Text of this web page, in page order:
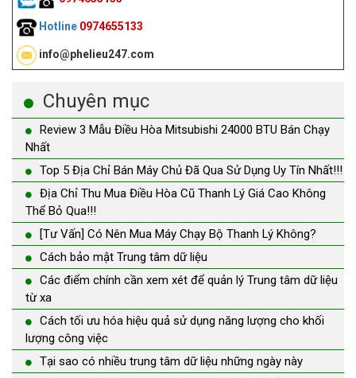
Hotline 0974655133
info@phelieu247.com
Chuyên mục
Review 3 Mẫu Điều Hòa Mitsubishi 24000 BTU Bán Chạy
Nhất
Top 5 Địa Chỉ Bán Máy Chủ Đã Qua Sử Dụng Uy Tín Nhất!!!
Địa Chỉ Thu Mua Điều Hòa Cũ Thanh Lý Giá Cao Không
Thể Bỏ Qua!!!
[Tư Vấn] Có Nên Mua Máy Chạy Bộ Thanh Lý Không?
Cách bảo mật Trung tâm dữ liệu
Các điểm chính cần xem xét để quản lý Trung tâm dữ liệu
từ xa
Cách tối ưu hóa hiệu quả sử dụng năng lượng cho khối
lượng công việc
Tại sao có nhiều trung tâm dữ liệu những ngày này